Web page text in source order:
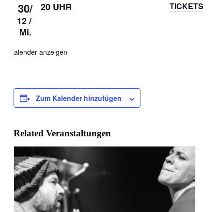
30/
12 /
Mi.
20 UHR TICKETS
Kalender anzeigen
Zum Kalender hinzufügen
Related Veranstaltungen